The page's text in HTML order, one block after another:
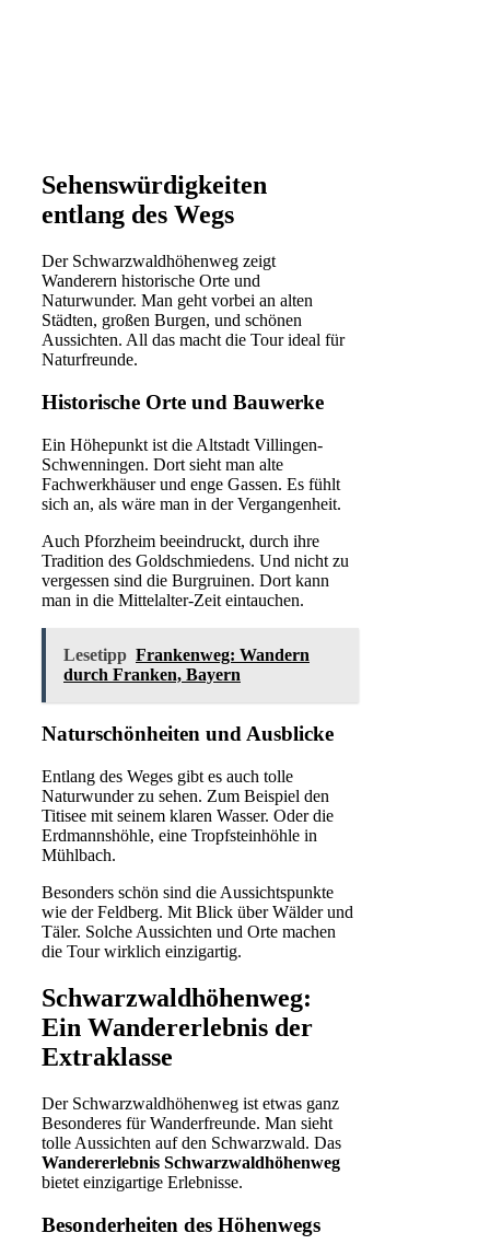
Sehenswürdigkeiten
entlang des Wegs
Der Schwarzwaldhöhenweg zeigt
Wanderern historische Orte und
Naturwunder. Man geht vorbei an alten
Städten, großen Burgen, und schönen
Aussichten. All das macht die Tour ideal für
Naturfreunde.
Historische Orte und Bauwerke
Ein Höhepunkt ist die Altstadt Villingen-
Schwenningen. Dort sieht man alte
Fachwerkhäuser und enge Gassen. Es fühlt
sich an, als wäre man in der Vergangenheit.
Auch Pforzheim beeindruckt, durch ihre
Tradition des Goldschmiedens. Und nicht zu
vergessen sind die Burgruinen. Dort kann
man in die Mittelalter-Zeit eintauchen.
Lesetipp Frankenweg: Wandern
durch Franken, Bayern
Naturschönheiten und Ausblicke
Entlang des Weges gibt es auch tolle
Naturwunder zu sehen. Zum Beispiel den
Titisee mit seinem klaren Wasser. Oder die
Erdmannshöhle, eine Tropfsteinhöhle in
Mühlbach.
Besonders schön sind die Aussichtspunkte
wie der Feldberg. Mit Blick über Wälder und
Täler. Solche Aussichten und Orte machen
die Tour wirklich einzigartig.
Schwarzwaldhöhenweg:
Ein Wandererlebnis der
Extraklasse
Der Schwarzwaldhöhenweg ist etwas ganz
Besonderes für Wanderfreunde. Man sieht
tolle Aussichten auf den Schwarzwald. Das
Wandererlebnis Schwarzwaldhöhenweg
bietet einzigartige Erlebnisse.
Besonderheiten des Höhenwegs